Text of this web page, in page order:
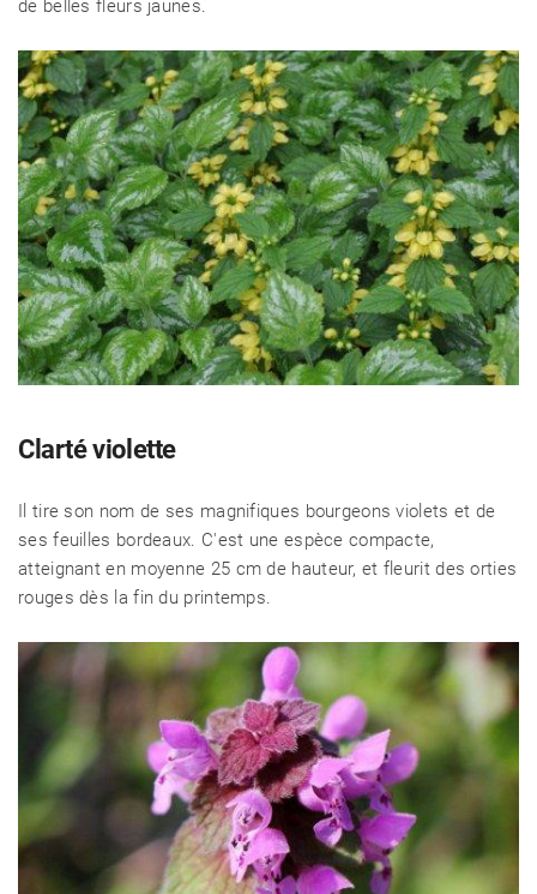
de belles fleurs jaunes.
Clarté violette
Il tire son nom de ses magnifiques bourgeons violets et de
ses feuilles bordeaux. C'est une espèce compacte,
atteignant en moyenne 25 cm de hauteur, et fleurit des orties
rouges dès la fin du printemps.
CÉLÉBRITÉS
LA BEAUTÉ
MODE DE VIE
MAISON ET FAMILLE
CHALET D'ÉTÉ ET JARDIN